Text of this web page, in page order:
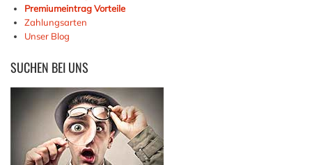
Premiumeintrag Vorteile
Zahlungsarten
Unser Blog
SUCHEN BEI UNS